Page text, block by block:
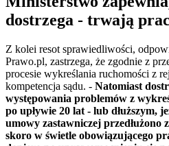
dostrzega - trwają
Z kolei resot sprawiedliwości,
Prawo.pl, zastrzega, że zgodnie z
procesie wykreślania ruchomości z
kompetencja sądu. - Natomiast
występowania problemów z
po upływie 20 lat - lub dłuższym,
umowy zastawniczej przedłużono
skoro w świetle obowiązującego